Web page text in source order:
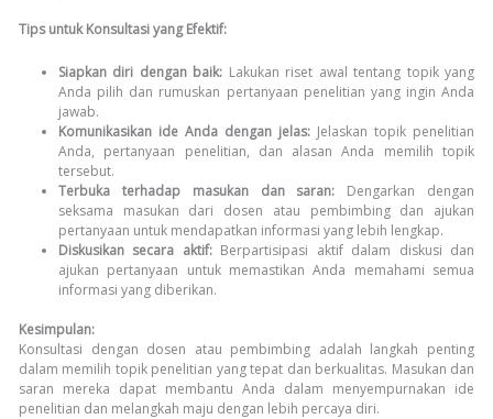
Tips untuk Konsultasi yang Efektif:
Siapkan diri dengan baik: Lakukan riset awal tentang topik yang
Anda pilih dan rumuskan pertanyaan penelitian yang ingin Anda
jawab.
Komunikasikan ide Anda dengan jelas: Jelaskan topik penelitian
Anda, pertanyaan penelitian, dan alasan Anda memilih topik
tersebut.
Terbuka terhadap masukan dan saran: Dengarkan dengan
seksama masukan dari dosen atau pembimbing dan ajukan
pertanyaan untuk mendapatkan informasi yang lebih lengkap.
Diskusikan secara aktif:Berpartisipasi aktif dalam diskusi dan
ajukan pertanyaan untuk memastikan Anda memahami semua
informasi yang diberikan.
Kesimpulan:
Konsultasi dengan dosen atau pembimbing adalah langkah penting
dalam memilih topik penelitian yang tepat dan berkualitas. Masukan dan
saran mereka dapat membantu Anda dalam menyempurnakan ide
penelitian dan melangkah maju dengan lebih percaya diri.